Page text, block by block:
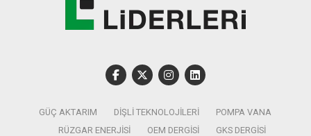
GÜÇ AKTARIM DIŞLI TEKNOLOJILERI
POMPA VANA
RÜZGAR ENERJISI
OEM DERGISI GKS DERGISI